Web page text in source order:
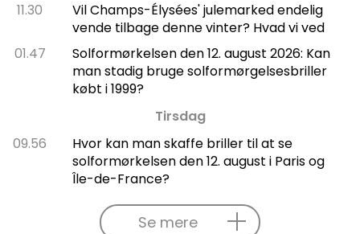
11.30
Vil Champs-Élysées' julemarked endelig
vende tilbage denne vinter? Hvad vi ved
01.47
Solformørkelsen den 12. august 2026: Kan
man stadig bruge solformørgelsesbriller
købt i 1999?
Tirsdag
09.56
Hvor kan man skaffe briller til at se
solformørkelsen den 12. august i Paris og
Île-de-France?
Se mere